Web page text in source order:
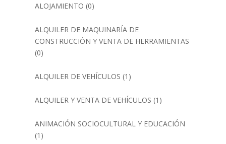
ALOJAMIENTO (0)
ALQUILER DE MAQUINARÍA DE
CONSTRUCCIÓN Y VENTA DE HERRAMIENTAS
(0)
ALQUILER DE VEHÍCULOS (1)
ALQUILER Y VENTA DE VEHÍCULOS (1)
ANIMACIÓN SOCIOCULTURAL Y EDUCACIÓN
(1)